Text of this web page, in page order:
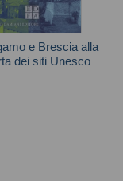
e Brescia alla
dei siti Unesco